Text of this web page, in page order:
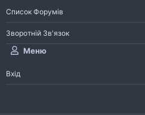
Список Форумів
Зворотній Зв'язок
Меню
Вхід